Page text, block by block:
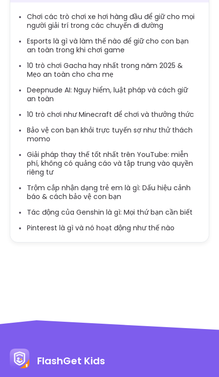
Chơi các trò chơi xe hơi hàng đầu để giữ cho mọi
người giải trí trong các chuyến đi đường
Esports là gì và làm thế nào để giữ cho con bạn
an toàn trong khi chơi game
10 trò chơi Gacha hay nhất trong năm 2025 &
Mẹo an toàn cho cha mẹ
Deepnude AI: Nguy hiểm, luật pháp và cách giữ
an toàn
10 trò chơi như Minecraft để chơi và thưởng thức
Bảo vệ con bạn khỏi trực tuyến sợ như thử thách
momo
Giải pháp thay thế tốt nhất trên YouTube: miễn
phí, không có quảng cáo và tập trung vào quyền
riêng tư
Trộm cắp nhận dạng trẻ em là gì: Dấu hiệu cảnh
báo & cách bảo vệ con bạn
Tác động của Genshin là gì: Mọi thứ bạn cần biết
Pinterest là gì và nó hoạt động như thế nào
FlashGet Kids